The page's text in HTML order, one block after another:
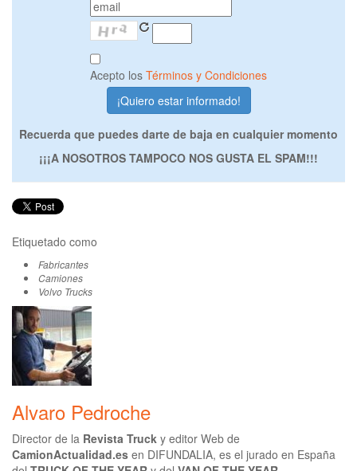
Acepto los Términos y Condiciones
Recuerda que puedes darte de baja en cualquier momento
¡¡¡A NOSOTROS TAMPOCO NOS GUSTA EL SPAM!!!
Etiquetado como
Fabricantes
Camiones
Volvo Trucks
Alvaro Pedroche
Director de la Revista Truck y editor Web de
CamionActualidad.es en DIFUNDALIA, es el jurado en España